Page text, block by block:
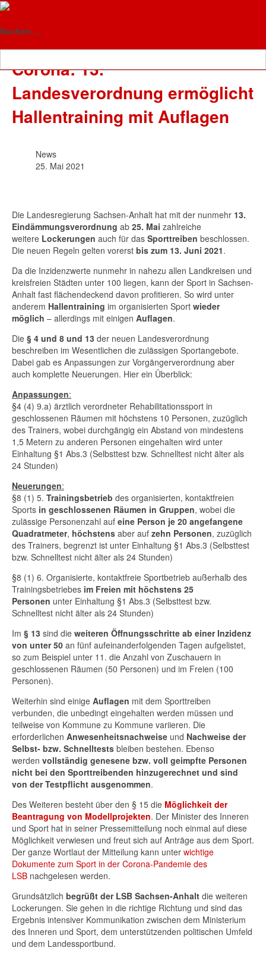
Suchen ...
News
Corona: 13.
Landesverordnung ermöglicht
Hallentraining mit Auflagen
News
25. Mai 2021
Die Landesregierung Sachsen-Anhalt hat mit der nunmehr 13.
Eindämmungsverordnung ab 25. Mai zahlreiche
weitere Lockerungen auch für das Sporttreiben beschlossen.
Die neuen Regeln gelten vorerst bis zum 13. Juni 2021.
Da die Inzidenzwerte nunmehr in nahezu allen Landkreisen und
kreisfreien Städten unter 100 liegen, kann der Sport in Sachsen-
Anhalt fast flächendeckend davon profitieren. So wird unter
anderem Hallentraining im organisierten Sport wieder
möglich – allerdings mit einigen Auflagen.
Die § 4 und 8 und 13 der neuen Landesverordnung
beschreiben im Wesentlichen die zulässigen Sportangebote.
Dabei gab es Anpassungen zur Vorgängerverordnung aber
auch komplette Neuerungen. Hier ein Überblick:
Anpassungen:
§4 (4) 9.a) ärztlich verordneter Rehabilitationssport in
geschlossenen Räumen mit höchstens 10 Personen, zuzüglich
des Trainers, wobei durchgängig ein Abstand von mindestens
1,5 Metern zu anderen Personen eingehalten wird unter
Einhaltung §1 Abs.3 (Selbsttest bzw. Schnelltest nicht älter als
24 Stunden)
Neuerungen:
§8 (1) 5. Trainingsbetrieb des organisierten, kontaktfreien
Sports in geschlossenen Räumen in Gruppen, wobei die
zulässige Personenzahl auf eine Person je 20 angefangene
Quadratmeter, höchstens aber auf zehn Personen, zuzüglich
des Trainers, begrenzt ist unter Einhaltung §1 Abs.3 (Selbsttest
bzw. Schnelltest nicht älter als 24 Stunden)
§8 (1) 6. Organisierte, kontaktfreie Sportbetrieb außerhalb des
Trainingsbetriebes im Freien mit höchstens 25
Personen unter Einhaltung §1 Abs.3 (Selbsttest bzw.
Schnelltest nicht älter als 24 Stunden)
Im § 13 sind die weiteren Öffnungsschritte ab einer Inzidenz
von unter 50 an fünf aufeinanderfolgenden Tagen aufgelistet,
so zum Beispiel unter 11. die Anzahl von Zuschauern in
geschlossenen Räumen (50 Personen) und im Freien (100
Personen).
Weiterhin sind einige Auflagen mit dem Sporttreiben
verbunden, die unbedingt eingehalten werden müssen und
teilweise von Kommune zu Kommune variieren. Die
erforderlichen Anwesenheitsnachweise und Nachweise der
Selbst- bzw. Schnelltests bleiben bestehen. Ebenso
werden vollständig genesene bzw. voll geimpfte Personen
nicht bei den Sporttreibenden hinzugerechnet und sind
von der Testpflicht ausgenommen.
Des Weiteren besteht über den § 15 die Möglichkeit der
Beantragung von Modellprojekten. Der Minister des Inneren
und Sport hat in seiner Pressemitteilung noch einmal auf diese
Möglichkeit verwiesen und freut sich auf Anträge aus dem Sport.
Der ganze Wortlaut der Mitteilung kann unter wichtige
Dokumente zum Sport in der Corona-Pandemie des
LSB nachgelesen werden.
Grundsätzlich begrüßt der LSB Sachsen-Anhalt die weiteren
Lockerungen. Sie gehen in die richtige Richtung und sind das
Ergebnis intensiver Kommunikation zwischen dem Ministerium
des Inneren und Sport, dem unterstützenden politischen Umfeld
und dem Landessportbund.